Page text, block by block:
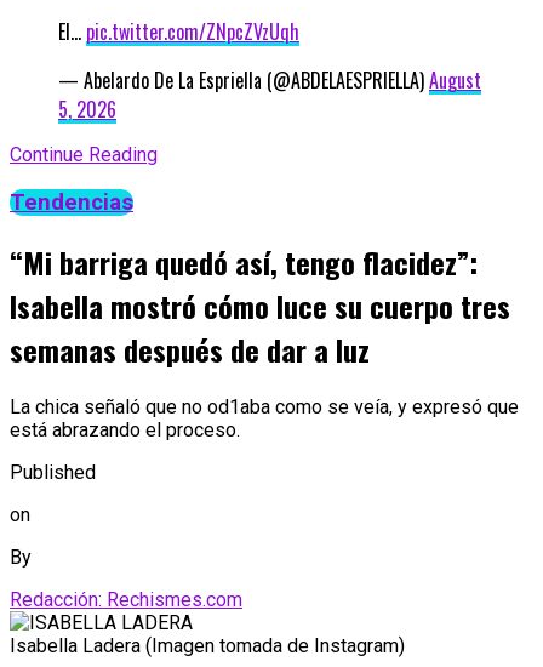
El… pic.twitter.com/ZNpcZVzUqh
— Abelardo De La Espriella (@ABDELAESPRIELLA)August
5, 2026
Continue Reading
Tendencias
“Mi barriga quedó así, tengo flacidez”:
Isabella mostró cómo luce su cuerpo tres
semanas después de dar a luz
La chica señaló que no od1aba como se veía, y expresó que
está abrazando el proceso.
Published
on
By
Redacción: Rechismes.com
Isabella Ladera (Imagen tomada de Instagram)